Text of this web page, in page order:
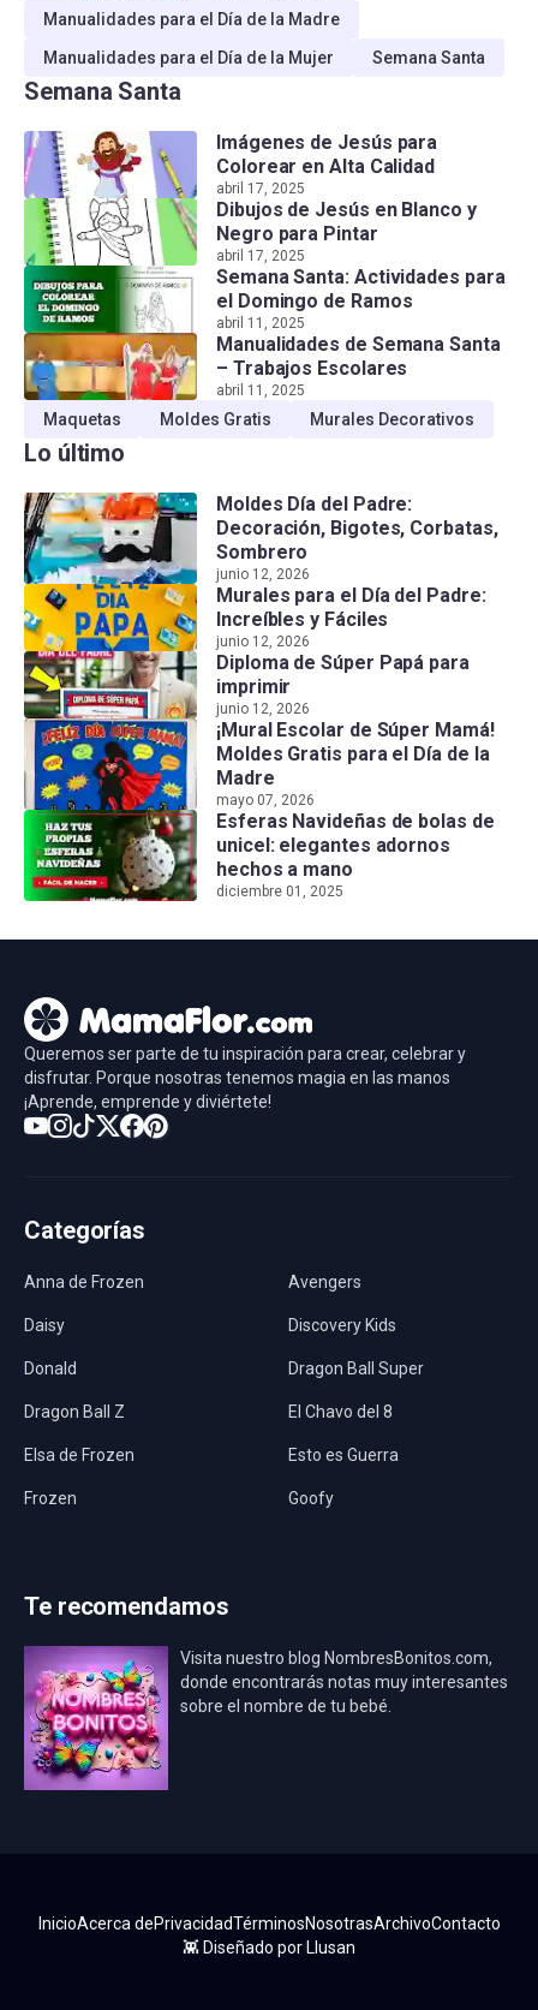
Manualidades para el Día de la Madre
Manualidades para el Día de la Mujer
Semana Santa
Semana Santa
Imágenes de Jesús para
Colorear en Alta Calidad
abril 17, 2025
Dibujos de Jesús en Blanco y
Negro para Pintar
abril 17, 2025
Semana Santa: Actividades para
el Domingo de Ramos
abril 11, 2025
Manualidades de Semana Santa
– Trabajos Escolares
abril 11, 2025
Maquetas Moldes Gratis Murales Decorativos
Lo último
Moldes Día del Padre:
Decoración, Bigotes, Corbatas,
Sombrero
junio 12, 2026
Murales para el Día del Padre:
Increíbles y Fáciles
junio 12, 2026
Diploma de Súper Papá para
imprimir
junio 12, 2026
¡Mural Escolar de Súper Mamá!
Moldes Gratis para el Día de la
Madre
mayo 07, 2026
Esferas Navideñas de bolas de
unicel: elegantes adornos
hechos a mano
diciembre 01, 2025
Queremos ser parte de tu inspiración para crear, celebrar y
disfrutar. Porque nosotras tenemos magia en las manos
¡Aprende, emprende y diviértete!
Categorías
Anna de Frozen Avengers
Daisy Discovery Kids
Donald Dragon Ball Super
Dragon Ball Z El Chavo del 8
Elsa de Frozen Esto es Guerra
Frozen Goofy
Los Minions Los Vengadores
Mario Bros Mi Villano Favorito
Mickey Mouse
Pokémon Pokémon Go
Te recomendamos
Visita nuestro blog NombresBonitos.com,
donde encontrarás notas muy interesantes
sobre el nombre de tu bebé.
👾 Diseñado por Llusan
InicioAcerca dePrivacidadTérminosNosotrasArchivoContacto